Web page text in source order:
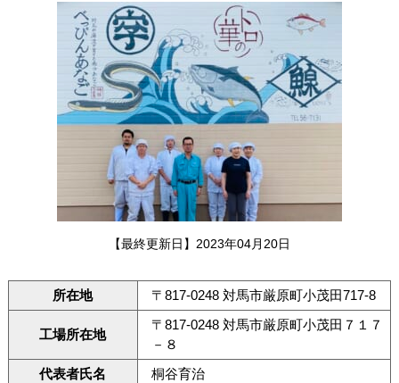
【最終更新日】2023年04月20日
所在地 〒817-0248 対馬市厳原町小茂田717-8
工場所在地
〒817-0248 対馬市厳原町小茂田７１７
－８
代表者氏名
桐谷育治